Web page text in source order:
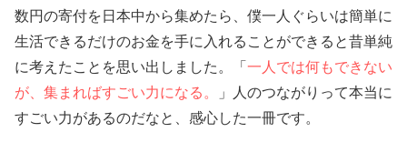
数円の寄付を日本中から集めたら、僕一人ぐらいは簡単に
生活できるだけのお金を手に入れることができると昔単純
に考えたことを思い出しました。「 一人では何もできない
が、集まればすごい力になる。
」人のつながりって本当に
すごい力があるのだなと、感心した一冊です。